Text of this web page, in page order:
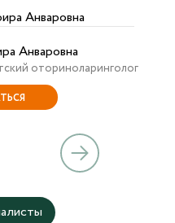
Анваровна
оториноларинголог